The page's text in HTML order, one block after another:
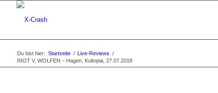
Du bist hier: Startseite / Live-Reviews /
RIOT V, WOLFEN – Hagen, Kultopia, 27.07.2018